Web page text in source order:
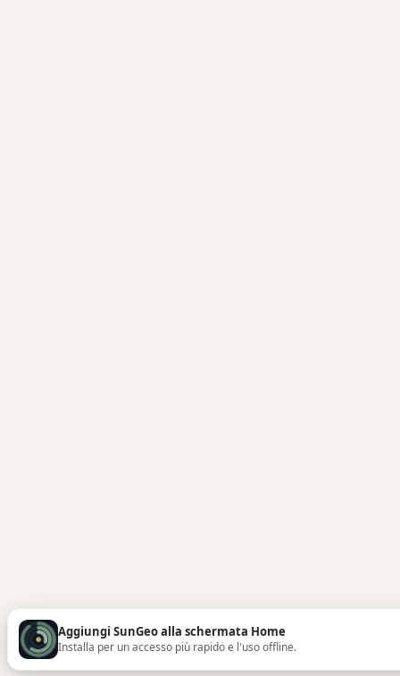
Aggiungi SunGeo alla schermata Home
Installa per un accesso più rapido e l'uso offline.